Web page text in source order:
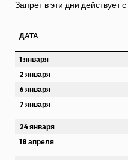
Запрет в эти дни действует с
ДАТА
1 января
2 января
6 января
7 января
24 января
18 апреля